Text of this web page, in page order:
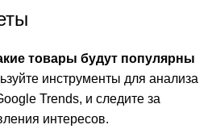
товары будут популярны
инструменты для анализа
Trends, и следите за
интересов.